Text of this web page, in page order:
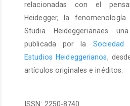
relacionadas con el
Heidegger, la
Studia Heideggerianaes
publicada por la Sociedad
Estudios Heideggerianos,
artículos originales e inéditos.
ISSN: 2250-8740